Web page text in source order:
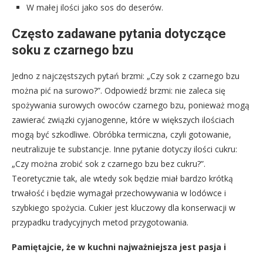
W małej ilości jako sos do deserów.
Często zadawane pytania dotyczące
soku z czarnego bzu
Jedno z najczęstszych pytań brzmi: „Czy sok z czarnego bzu
można pić na surowo?”. Odpowiedź brzmi: nie zaleca się
spożywania surowych owoców czarnego bzu, ponieważ mogą
zawierać związki cyjanogenne, które w większych ilościach
mogą być szkodliwe. Obróbka termiczna, czyli gotowanie,
neutralizuje te substancje. Inne pytanie dotyczy ilości cukru:
„Czy można zrobić sok z czarnego bzu bez cukru?”.
Teoretycznie tak, ale wtedy sok będzie miał bardzo krótką
trwałość i będzie wymagał przechowywania w lodówce i
szybkiego spożycia. Cukier jest kluczowy dla konserwacji w
przypadku tradycyjnych metod przygotowania.
Pamiętajcie, że w kuchni najważniejsza jest pasja i